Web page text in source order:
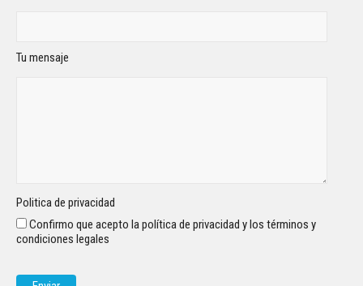
Tu mensaje
Politica de privacidad
Confirmo que acepto la política de privacidad y los términos y
condiciones legales